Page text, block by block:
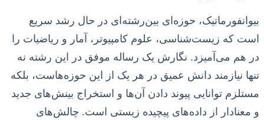
بیوانفورماتیک، حوزه‌ای بین‌رشته‌ای در حال رشد سریع
است که زیست‌شناسی، علوم کامپیوتر، آمار و ریاضیات را
در هم می‌آمیزد. نگارش یک رساله موفق در این رشته نه
تنها نیازمند دانش عمیق در هر یک از این حوزه‌هاست، بلکه
مستلزم توانایی پیوند دادن آن‌ها و استخراج بینش‌های جدید
و معنادار از داده‌های پیچیده زیستی است. چالش‌های